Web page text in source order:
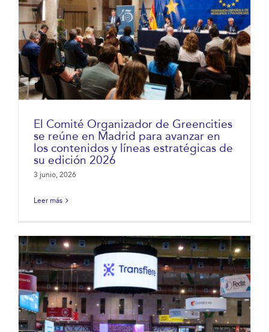
El Comité Organizador de Greencities
se reúne en Madrid para avanzar en
los contenidos y líneas estratégicas de
su edición 2026
3 junio, 2026
Leer más